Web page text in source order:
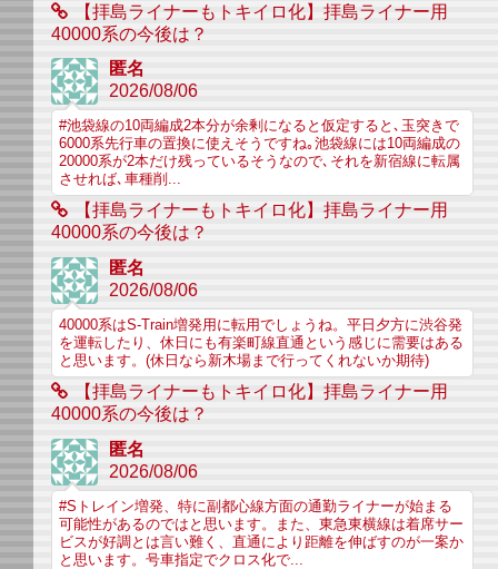
【拝島ライナーもトキイロ化】拝島ライナー用
40000系の今後は？
匿名
2026/08/06
#池袋線の10両編成2本分が余剰になると仮定すると､玉突きで
6000系先行車の置換に使えそうですね｡池袋線には10両編成の
20000系が2本だけ残っているそうなので､それを新宿線に転属
させれば､車種削...
【拝島ライナーもトキイロ化】拝島ライナー用
40000系の今後は？
匿名
2026/08/06
40000系はS-Train増発用に転用でしょうね。平日夕方に渋谷発
を運転したり、休日にも有楽町線直通という感じに需要はある
と思います。(休日なら新木場まで行ってくれないか期待)
【拝島ライナーもトキイロ化】拝島ライナー用
40000系の今後は？
匿名
2026/08/06
#Sトレイン増発、特に副都心線方面の通勤ライナーが始まる
可能性があるのではと思います。また、東急東横線は着席サー
ビスが好調とは言い難く、直通により距離を伸ばすのが一案か
と思います。号車指定でクロス化で...